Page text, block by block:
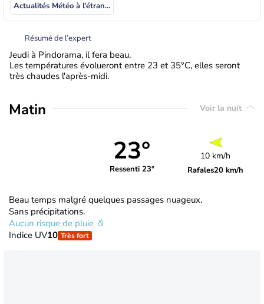
Actualités Météo à l'étranger
Résumé de l’expert
Jeudi à Pindorama, il fera beau.
Les températures évolueront entre 23 et 35°C, elles seront
très chaudes l'après-midi.
Matin Voir la nuit
23°
Ressenti 23°
10 km/h
Rafales20 km/h
Beau temps malgré quelques passages nuageux.
Sans précipitations.
Aucun risque de pluie
Indice UV10 Très fort